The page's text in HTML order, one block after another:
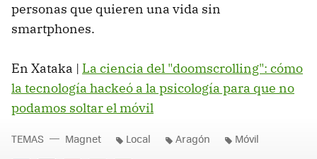
personas que quieren una vida sin
smartphones.
En Xataka | La ciencia del "doomscrolling": cómo
la tecnología hackeó a la psicología para que no
podamos soltar el móvil
TEMAS Magnet Local Aragón Móvil